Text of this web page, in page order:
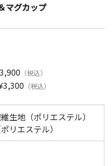
マグカップ
（税込）
（税込）
生地（ポリエステル）
リエステル）